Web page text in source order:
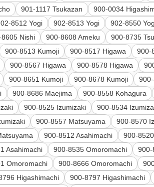
901-1117 Tsukazan 900-0034
8512 Yogi 902-8513 Yogi 902-8550
Nishi 900-8608 Ameku 900-8735
900-8513 Kumoji 900-8517 Higawa 900-
900-8567 Higawa 900-8578 Higawa
900-8651 Kumoji 900-8678 Kumoji
900-8686 Maejima 900-8558 Kohagura
900-8525 Izumizaki 900-8534
900-8557 Matsuyama 900-8570
900-8512 Asahimachi 900-
Asahimachi 900-8535 Omoromachi 900-
Omoromachi 900-8666 Omoromachi
Higashimachi 900-8797 Higashimachi